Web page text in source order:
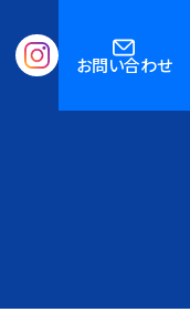
お問い合わせ